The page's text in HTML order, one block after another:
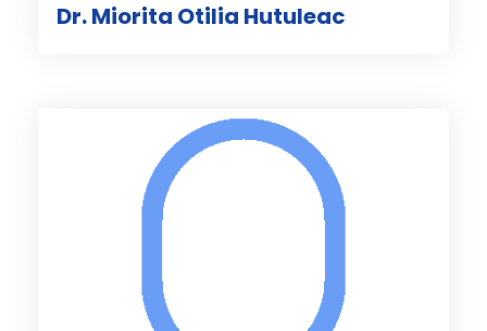
Dr. Miorita Otilia Hutuleac